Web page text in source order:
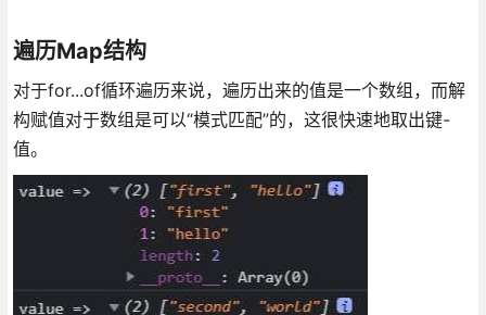
遍历Map结构
对于for...of循环遍历来说，遍历出来的值是一个数组，而解
构赋值对于数组是可以“模式匹配”的，这很快速地取出键-
值。